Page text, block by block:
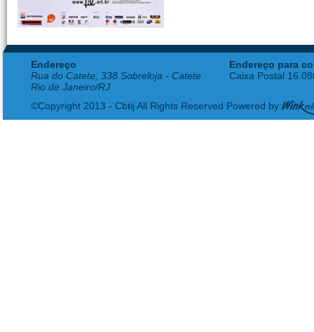
Endereço
Rua do Catete, 338 Sobreloja - Catete
Rio de Janeiro/RJ
Endereço para
Caixa Postal
©Copyright 2013 - Cbtij All Rights Reserved Powered by: